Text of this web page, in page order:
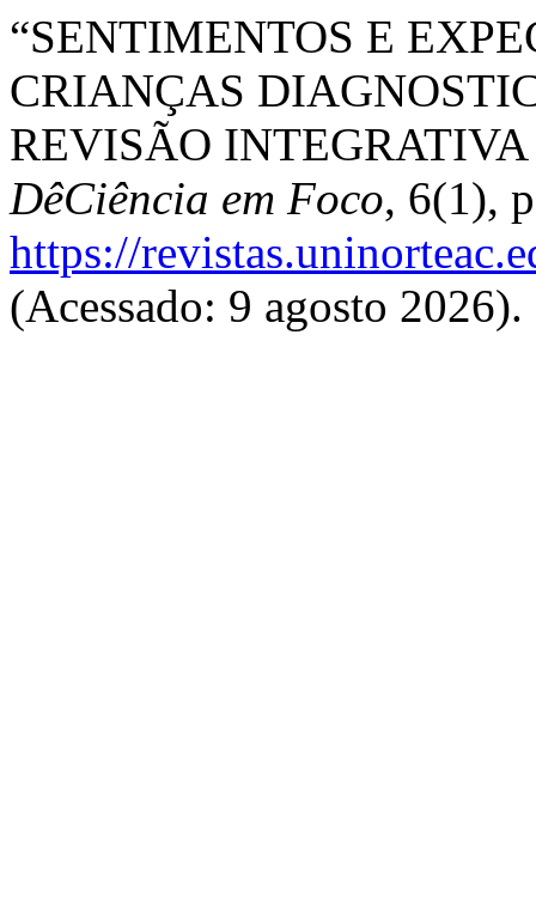
“SENTIMENTOS E
CRIANÇAS
REVISÃO
DêCiência em Foco, 6(1),
https://
(Acessado: 9 agosto 2026).